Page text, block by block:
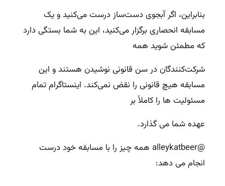
بنابراین، اگر آبجوی دست‌ساز درست می‌کنید و یک
مسابقه انحصاری برگزار می‌کنید، این به شما بستگی دارد
که مطمئن شوید همه
شرکت‌کنندگان در سن قانونی نوشیدن هستند و این
مسابقه هیچ قانونی را نقض نمی‌کند. اینستاگرام تمام
مسئولیت ها را کاملاً بر
عهده شما می گذارد.
@alleykatbeer
همه چیز را با مسابقه خود درست
انجام می دهد: